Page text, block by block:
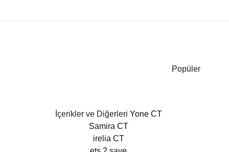
Popüler
İçerikler ve Diğerleri Yone CT
Samira CT
irelia CT